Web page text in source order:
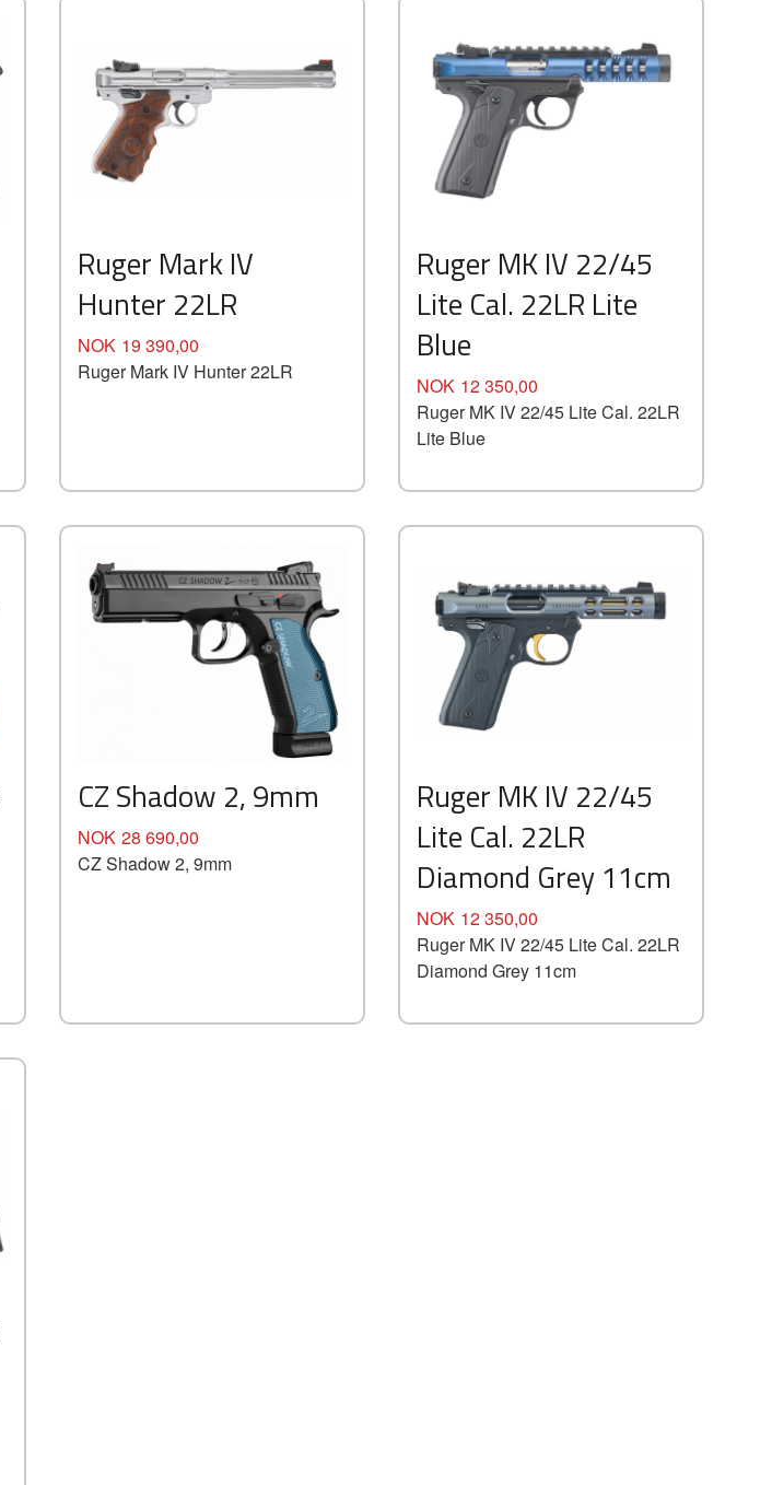
Ruger Mark IV
Hunter 22LR
Pris
NOK 19 390,00
Ruger Mark IV Hunter 22LR
Ruger MK IV 22/45
Lite Cal. 22LR Lite
Blue
Pris
NOK 12 350,00
Ruger MK IV 22/45 Lite Cal. 22LR
Lite Blue
CZ Shadow 2, 9mm
Pris
NOK 28 690,00
CZ Shadow 2, 9mm
Ruger MK IV 22/45
Lite Cal. 22LR
Diamond Grey 11cm
Pris
NOK 12 350,00
Ruger MK IV 22/45 Lite Cal. 22LR
Diamond Grey 11cm